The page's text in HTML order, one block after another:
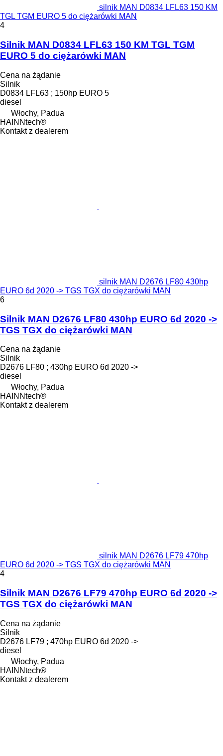
silnik MAN D0834 LFL63 150 KM
TGL TGM EURO 5 do ciężarówki MAN
4
Silnik MAN D0834 LFL63 150 KM TGL TGM
EURO 5 do ciężarówki MAN
Cena na żądanie
Silnik
D0834 LFL63 ; 150hp EURO 5
diesel
Włochy, Padua
HAINNtech®
Kontakt z dealerem
silnik MAN D2676 LF80 430hp
EURO 6d 2020 -> TGS TGX do ciężarówki MAN
6
Silnik MAN D2676 LF80 430hp EURO 6d 2020 ->
TGS TGX do ciężarówki MAN
Cena na żądanie
Silnik
D2676 LF80 ; 430hp EURO 6d 2020 ->
diesel
Włochy, Padua
HAINNtech®
Kontakt z dealerem
silnik MAN D2676 LF79 470hp
EURO 6d 2020 -> TGS TGX do ciężarówki MAN
4
Silnik MAN D2676 LF79 470hp EURO 6d 2020 ->
TGS TGX do ciężarówki MAN
Cena na żądanie
Silnik
D2676 LF79 ; 470hp EURO 6d 2020 ->
diesel
Włochy, Padua
HAINNtech®
Kontakt z dealerem